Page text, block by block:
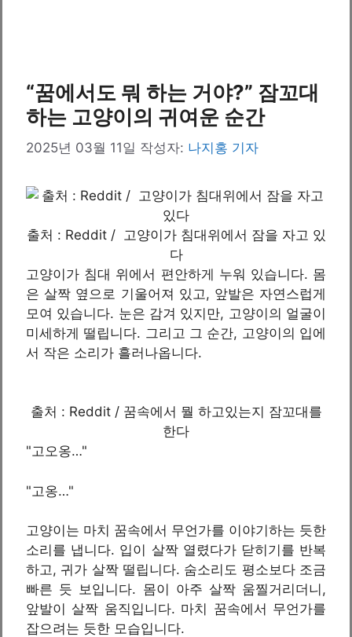
“꿈에서도 뭐 하는 거야?” 잠꼬대
하는 고양이의 귀여운 순간
2025년 03월 11일 작성자: 나지홍 기자
출처 : Reddit / 고양이가 침대위에서 잠을 자고 있
다
고양이가 침대 위에서 편안하게 누워 있습니다. 몸
은 살짝 옆으로 기울어져 있고, 앞발은 자연스럽게
모여 있습니다. 눈은 감겨 있지만, 고양이의 얼굴이
미세하게 떨립니다. 그리고 그 순간, 고양이의 입에
서 작은 소리가 흘러나옵니다.
출처 : Reddit / 꿈속에서 뭘 하고있는지 잠꼬대를
한다
"고오옹…"
"고옹…"
고양이는 마치 꿈속에서 무언가를 이야기하는 듯한
소리를 냅니다. 입이 살짝 열렸다가 닫히기를 반복
하고, 귀가 살짝 떨립니다. 숨소리도 평소보다 조금
빠른 듯 보입니다. 몸이 아주 살짝 움찔거리더니,
앞발이 살짝 움직입니다. 마치 꿈속에서 무언가를
잡으려는 듯한 모습입니다.